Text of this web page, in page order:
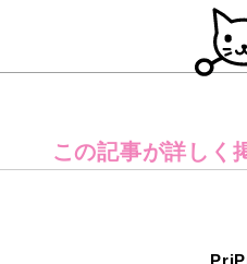
この記事が詳しく